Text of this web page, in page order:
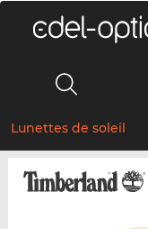
Lunettes de soleil